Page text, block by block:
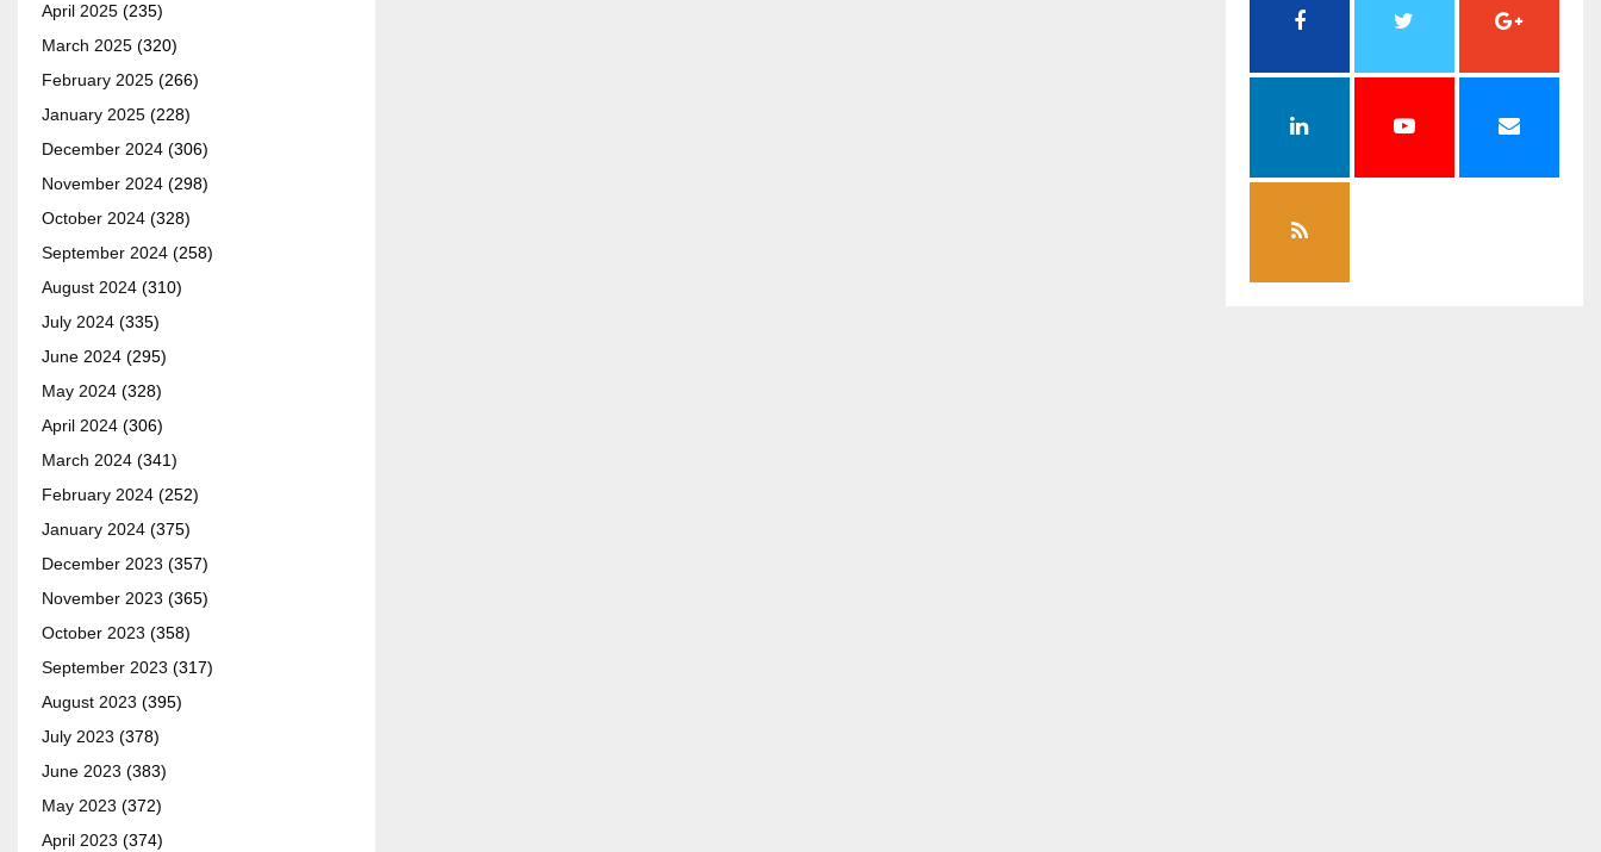
April 2025 (235)
March 2025 (320)
February 2025 (266)
January 2025 (228)
December 2024 (306)
November 2024 (298)
October 2024 (328)
September 2024 (258)
August 2024 (310)
July 2024 (335)
June 2024 (295)
May 2024 (328)
April 2024 (306)
March 2024 (341)
February 2024 (252)
January 2024 (375)
December 2023 (357)
November 2023 (365)
October 2023 (358)
September 2023 (317)
August 2023 (395)
July 2023 (378)
June 2023 (383)
May 2023 (372)
April 2023 (374)